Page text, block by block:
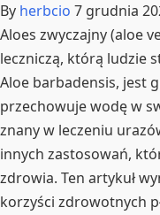
By herbcio 7 grudnia
Aloes zwyczajny (aloe
leczniczą, którą ludzie
Aloe barbadensis, jest
przechowuje wodę w
znany w leczeniu
innych zastosowań,
zdrowia. Ten artykuł
korzyści zdrowotnych